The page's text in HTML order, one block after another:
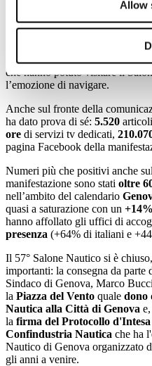
Allow
un’ottima redemption di
programma nel calendario di
manifestazione,
Confindustria Nautica
in piscina e500quelle in mare
che hanno potuto visitare il
l’emozione di navigare.
Anche sul fronte della
ha dato prova di sé: 5.520
ore di servizi tv dedicati,
pagina Facebook della
Numeri più che positivi anche
manifestazione sono stati oltre
nell’ambito del calendario
quasi a saturazione con un
hanno affollato gli uffici di
presenza (+64% di italiani e
Il 57° Salone Nautico si è
importanti: la consegna da parte
Sindaco di Genova, Marco
la Piazza del Vento quale dono
Nautica alla Città di Genova
la firma del Protocollo
Confindustria Nautica che ha
Nautico di Genova organizzato
gli anni a venire.